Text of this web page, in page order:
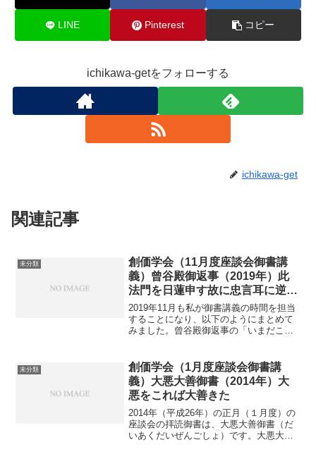
LINE Pinterest コピー
ichikawa-getをフォローする
ichikawa-get
関連記事
未分類
創価学会（11月度座談会御書講
義）曾谷殿御返事（2019年）此
法門を日蓮申す故に忠言耳に逆う
道理
2019年11月も私が御書講義の時間を担当
することになり、以下のようにまとめて
みました。曾谷殿御返事の「いまだこり
す。ここに、「いまだこりず候」との一
節があります...
未分類
創価学会（1月度座談会御書講
義）大悪大善御書（2014年）大
悪をこれば大善きた
2014年（平成26年）の正月（１月度）の
座談会の拝読御書は、大悪大善御書（だ
いあくだいぜんごしょ）です。大悪大善